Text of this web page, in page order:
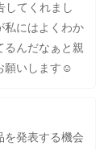
してくれまし
私にはよくわか
るんだなぁと親
願いします☺️
を発表する機会